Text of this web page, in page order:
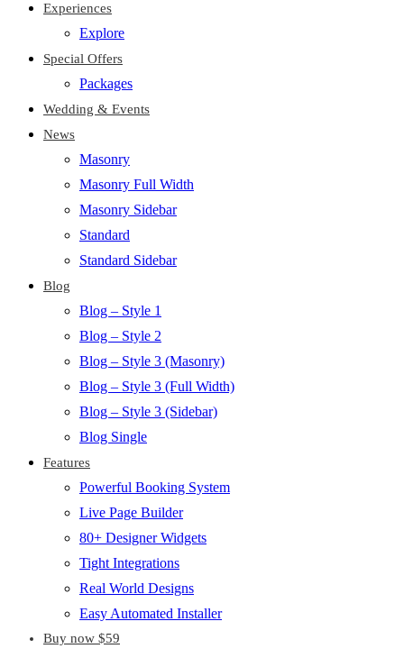
Experiences
Explore
Special Offers
Packages
Wedding & Events
News
Masonry
Masonry Full Width
Masonry Sidebar
Standard
Standard Sidebar
Blog
Blog – Style 1
Blog – Style 2
Blog – Style 3 (Masonry)
Blog – Style 3 (Full Width)
Blog – Style 3 (Sidebar)
Blog Single
Features
Powerful Booking System
Live Page Builder
80+ Designer Widgets
Tight Integrations
Real World Designs
Easy Automated Installer
Buy now $59